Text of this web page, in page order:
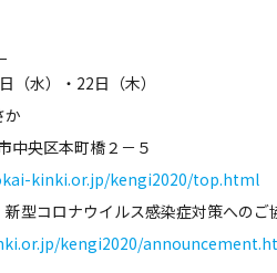
（水）・22日（木）
か
中央区本町橋２－５
kinki.or.jp/kengi2020/top.html
型コロナウイルス感染症対策へのご
kengi2020/